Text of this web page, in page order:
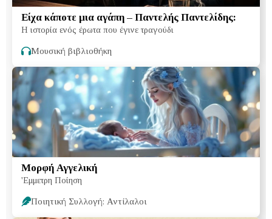
Είχα κάποτε μια αγάπη – Παντελής Παντελίδης:
Η ιστορία ενός έρωτα που έγινε τραγούδι
Μουσική βιβλιοθήκη
Μορφή Αγγελική
'Εμμετρη Ποίηση
Ποιητική Συλλογή: Αντίλαλοι